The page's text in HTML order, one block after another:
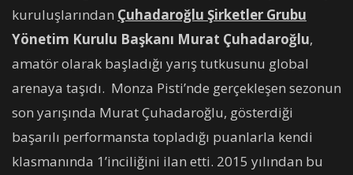
kuruluşlarından Çuhadaroğlu Şirketler Grubu
Yönetim Kurulu Başkanı Murat Çuhadaroğlu,
amatör olarak başladığı yarış tutkusunu global
arenaya taşıdı. Monza Pisti’nde gerçekleşen sezonun
son yarışında Murat Çuhadaroğlu, gösterdiği
başarılı performansta topladığı puanlarla kendi
klasmanında 1’inciliğini ilan etti. 2015 yılından bu